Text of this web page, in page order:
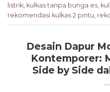
listrik, kulkas tanpa bunga es,
rekomendasi kulkas 2 pintu,
Desain Dapur
Kontemporer:
Side by Side